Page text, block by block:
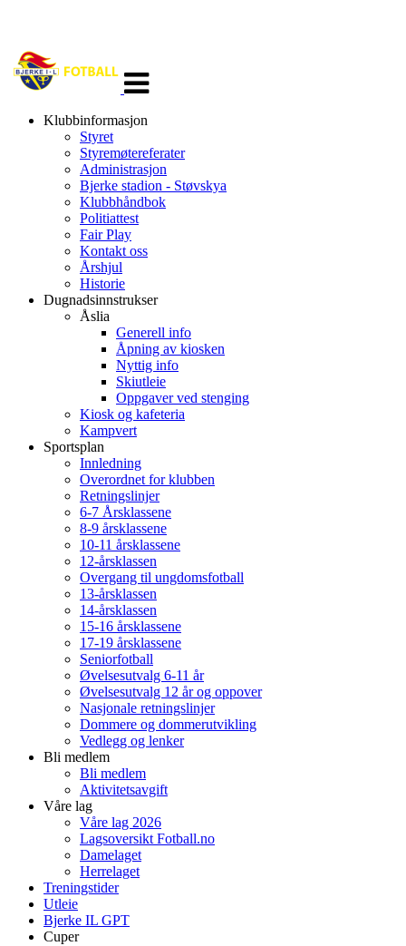
navigasjon
Klubbinformasjon
Styret
Styremøtereferater
Administrasjon
Bjerke stadion - Støvskya
Klubbhåndbok
Politiattest
Fair Play
Kontakt oss
Årshjul
Historie
Dugnadsinnstrukser
Åslia
Generell info
Åpning av kiosken
Nyttig info
Skiutleie
Oppgaver ved stenging
Kiosk og kafeteria
Kampvert
Sportsplan
Innledning
Overordnet for klubben
Retningslinjer
6-7 Årsklassene
8-9 årsklassene
10-11 årsklassene
12-årsklassen
Overgang til ungdomsfotball
13-årsklassen
14-årsklassen
15-16 årsklassene
17-19 årsklassene
Seniorfotball
Øvelsesutvalg 6-11 år
Øvelsesutvalg 12 år og oppover
Nasjonale retningslinjer
Dommere og dommerutvikling
Vedlegg og lenker
Bli medlem
Bli medlem
Aktivitetsavgift
Våre lag
Våre lag 2026
Lagsoversikt Fotball.no
Damelaget
Herrelaget
Treningstider
Utleie
Bjerke IL GPT
Cuper